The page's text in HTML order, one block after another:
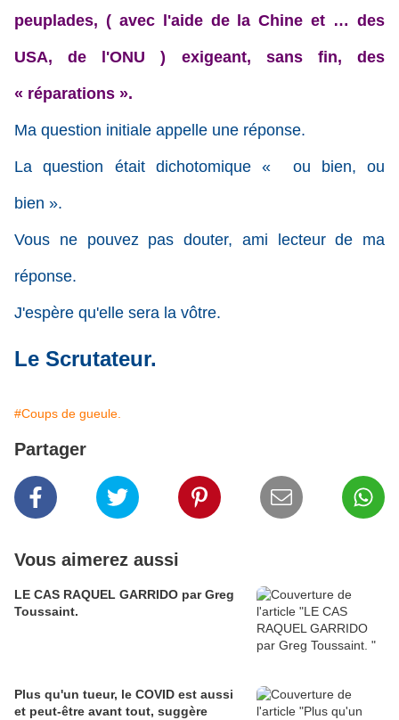
peuplades, ( avec l'aide de la Chine et … des
USA, de l'ONU ) exigeant, sans fin, des
« réparations ».
Ma question initiale appelle une réponse.
La question était dichotomique « ou bien, ou
bien ».
Vous ne pouvez pas douter, ami lecteur de ma
réponse.
J'espère qu'elle sera la vôtre.
Le Scrutateur.
#Coups de gueule.
Partager
Vous aimerez aussi
LE CAS RAQUEL GARRIDO par Greg
Toussaint.
Plus qu'un tueur, le COVID est aussi
et peut-être avant tout, suggère